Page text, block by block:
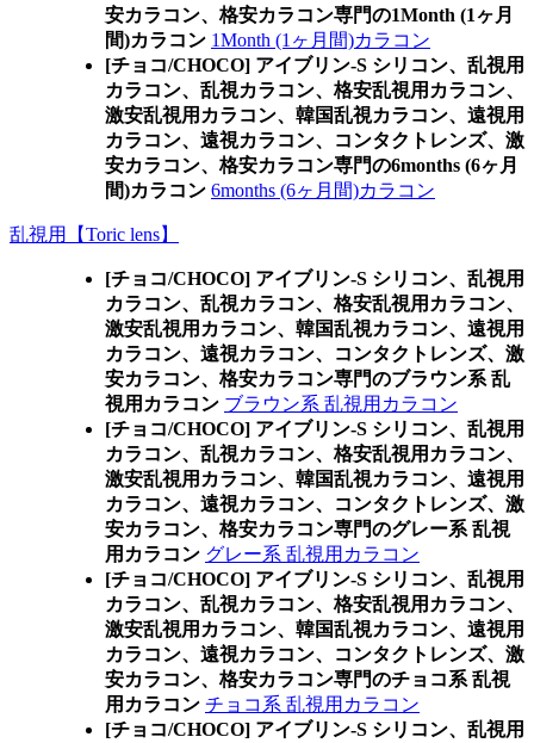
安カラコン、格安カラコン専門の1Month (1ヶ月
間)カラコン 1Month (1ヶ月間)カラコン
[チョコ/CHOCO] アイブリン-S シリコン、乱視用
カラコン、乱視カラコン、格安乱視用カラコン、
激安乱視用カラコン、韓国乱視カラコン、遠視用
カラコン、遠視カラコン、コンタクトレンズ、激
安カラコン、格安カラコン専門の6months (6ヶ月
間)カラコン 6months (6ヶ月間)カラコン
乱視用【Toric lens】
[チョコ/CHOCO] アイブリン-S シリコン、乱視用
カラコン、乱視カラコン、格安乱視用カラコン、
激安乱視用カラコン、韓国乱視カラコン、遠視用
カラコン、遠視カラコン、コンタクトレンズ、激
安カラコン、格安カラコン専門のブラウン系 乱
視用カラコン ブラウン系 乱視用カラコン
[チョコ/CHOCO] アイブリン-S シリコン、乱視用
カラコン、乱視カラコン、格安乱視用カラコン、
激安乱視用カラコン、韓国乱視カラコン、遠視用
カラコン、遠視カラコン、コンタクトレンズ、激
安カラコン、格安カラコン専門のグレー系 乱視
用カラコン グレー系 乱視用カラコン
[チョコ/CHOCO] アイブリン-S シリコン、乱視用
カラコン、乱視カラコン、格安乱視用カラコン、
激安乱視用カラコン、韓国乱視カラコン、遠視用
カラコン、遠視カラコン、コンタクトレンズ、激
安カラコン、格安カラコン専門のチョコ系 乱視
用カラコン チョコ系 乱視用カラコン
[チョコ/CHOCO] アイブリン-S シリコン、乱視用